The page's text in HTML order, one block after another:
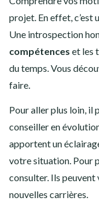
projet. En effet, c’est
Une introspection
compétences et les
du temps. Vous
faire.
Pour aller plus loin, il
conseiller en
apportent un
votre situation. Pour
consulter. Ils peuvent
nouvelles carrières.